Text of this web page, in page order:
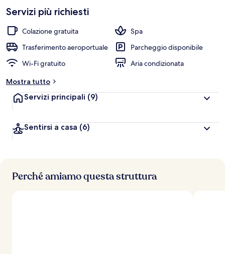
popolare
a
u
z
a
Servizi più richiesti
Colazione gratuita
Spa
Trasferimento aeroportuale
Parcheggio disponibile
Wi-Fi gratuito
Aria condizionata
Mostra tutto
Servizi principali (9)
Sentirsi a casa (6)
Perché amiamo questa struttura